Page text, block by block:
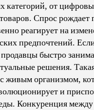
категорий, от
Спрос рождает
реагирует на
предпочтений.
быстро
решения.
живым организмом,
и
Конкуренция